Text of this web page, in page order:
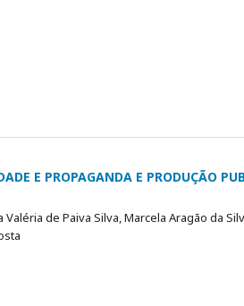
E PROPAGANDA E PRODUÇÃO
de Paiva Silva, Marcela Aragão da